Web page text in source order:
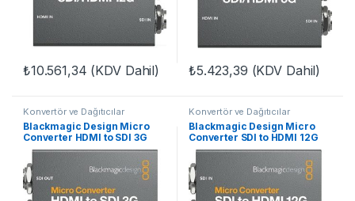
₺10.561,34 (KDV Dahil) ₺5.423,39 (KDV Dahil)
Konvertör ve Dağıtıcılar
Blackmagic Design Micro
Converter HDMI to SDI 3G
wPSU
Konvertör ve Dağıtıcılar
Blackmagic Design Micro
Converter SDI to HDMI 12G